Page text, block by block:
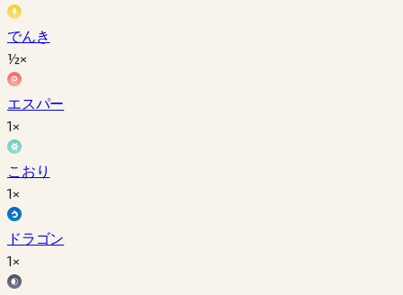
でんき
½×
エスパー
1×
こおり
1×
ドラゴン
1×